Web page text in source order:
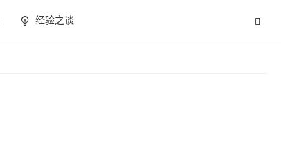
经验之谈